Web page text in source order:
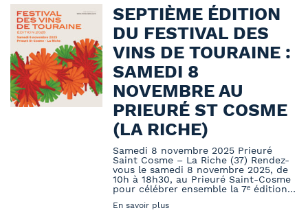
SEPTIÈME ÉDITION
DU FESTIVAL DES
VINS DE TOURAINE :
SAMEDI 8
NOVEMBRE AU
PRIEURÉ ST COSME
(LA RICHE)
Samedi 8 novembre 2025 Prieuré
Saint Cosme – La Riche (37) Rendez-
vous le samedi 8 novembre 2025, de
10h à 18h30, au Prieuré Saint-Cosme
pour célébrer ensemble la 7ᵉ édition…
En savoir plus